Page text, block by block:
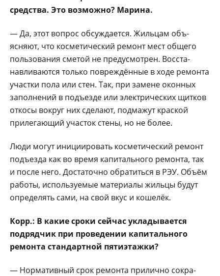
средства. Это возмож­но? Марина.
— Да, этот вопрос об­суждается. Жильцам объ­
ясняют, что косметиче­ский ремонт мест обще­го
пользования сметой не предусмотрен. Восста­
навливаются только по­вреждённые в ходе ремон­та
участки пола или стен. Так, при замене оконных
заполнений в подъезде или электрических щитков
от­косы вокруг них сделают, подмажут краской
приле­гающий участок стены, но не более.
Люди могут иниции­ровать косметический ре­монт
подъезда как во вре­мя капитального ремонта, так
и после него. Доста­точно обратиться в РЭУ. Объём
работы, использу­емые материалы жильцы будут
определять сами, на свой вкус и кошелёк.
Корр.: В какие сро­ки сейчас укладывает­ся
подрядчик при про­ведении капитального
ремонта стандартной пятиэтажки?
— Нормативный срок ремонта прилично сокра­